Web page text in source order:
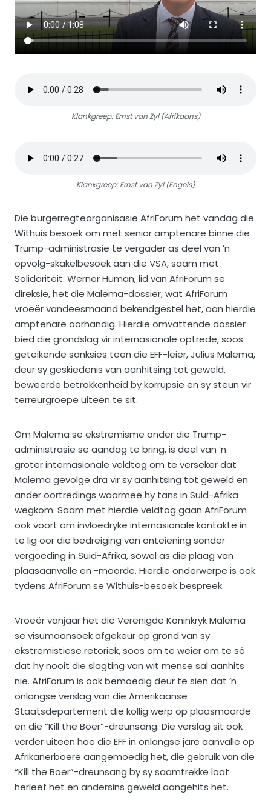
Klankgreep: Ernst van Zyl (Afrikaans)
Klankgreep: Ernst van Zyl (Engels)
Die burgerregteorganisasie AfriForum het vandag die
Withuis besoek om met senior amptenare binne die
Trump-administrasie te vergader as deel van ’n
opvolg-skakelbesoek aan die VSA, saam met
Solidariteit. Werner Human, lid van AfriForum se
direksie, het die Malema-dossier, wat AfriForum
vroeër vandeesmaand bekendgestel het, aan hierdie
amptenare oorhandig. Hierdie omvattende dossier
bied die grondslag vir internasionale optrede, soos
geteikende sanksies teen die EFF-leier, Julius Malema,
deur sy geskiedenis van aanhitsing tot geweld,
beweerde betrokkenheid by korrupsie en sy steun vir
terreurgroepe uiteen te sit.
Om Malema se ekstremisme onder die Trump-
administrasie se aandag te bring, is deel van ’n
groter internasionale veldtog om te verseker dat
Malema gevolge dra vir sy aanhitsing tot geweld en
ander oortredings waarmee hy tans in Suid-Afrika
wegkom. Saam met hierdie veldtog gaan AfriForum
ook voort om invloedryke internasionale kontakte in
te lig oor die bedreiging van onteiening sonder
vergoeding in Suid-Afrika, sowel as die plaag van
plaasaanvalle en -moorde. Hierdie onderwerpe is ook
tydens AfriForum se Withuis-besoek bespreek.
Vroeër vanjaar het die Verenigde Koninkryk Malema
se visumaansoek afgekeur op grond van sy
ekstremistiese retoriek, soos om te weier om te sê
dat hy nooit die slagting van wit mense sal aanhits
nie. AfriForum is ook bemoedig deur te sien dat ’n
onlangse verslag van die Amerikaanse
Staatsdepartement die kollig werp op plaasmoorde
en die “Kill the Boer”-dreunsang. Die verslag sit ook
verder uiteen hoe die EFF in onlangse jare aanvalle op
Afrikanerboere aangemoedig het, die gebruik van die
“Kill the Boer”-dreunsang by sy saamtrekke laat
herleef het en andersins geweld aangehits het.